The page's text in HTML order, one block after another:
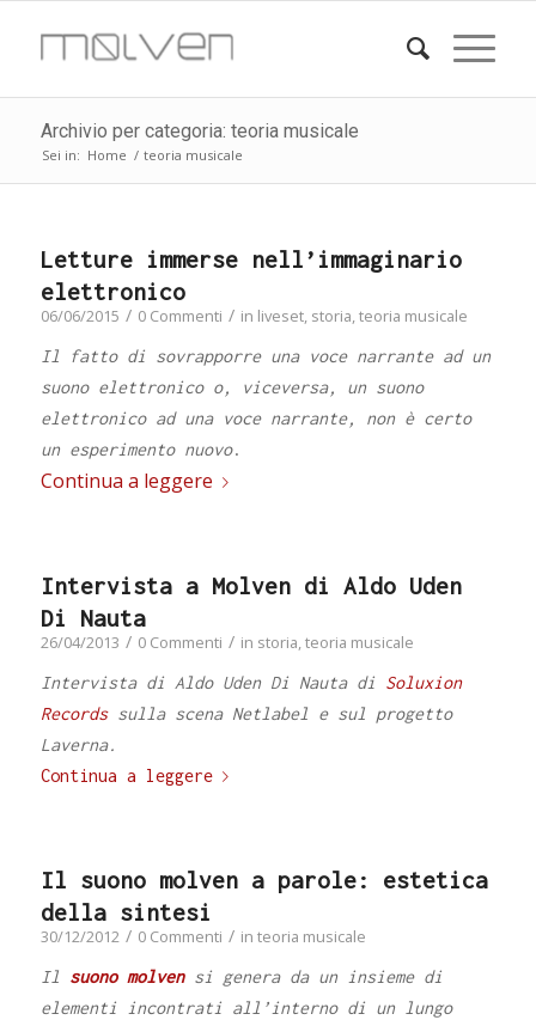
Archivio per categoria: teoria musicale
Sei in: Home / teoria musicale
Letture immerse nell’immaginario
elettronico
06/06/2015 / 0 Commenti / in liveset, storia,teoria musicale
Il fatto di sovrapporre una voce narrante ad un
suono elettronico o, viceversa, un suono
elettronico ad una voce narrante, non è certo
un esperimento nuovo.
Continua a leggere
Intervista a Molven di Aldo Uden
Di Nauta
26/04/2013 / 0 Commenti / in storia,teoria musicale
Intervista di Aldo Uden Di Nauta di Soluxion
Recordssulla scena Netlabel e sul progetto
Laverna.
Continua a leggere
Il suono molven a parole: estetica
della sintesi
30/12/2012 / 0 Commenti / in teoria musicale
Il suono molvensi genera da un insieme di
elementi incontrati all’interno di un lungo